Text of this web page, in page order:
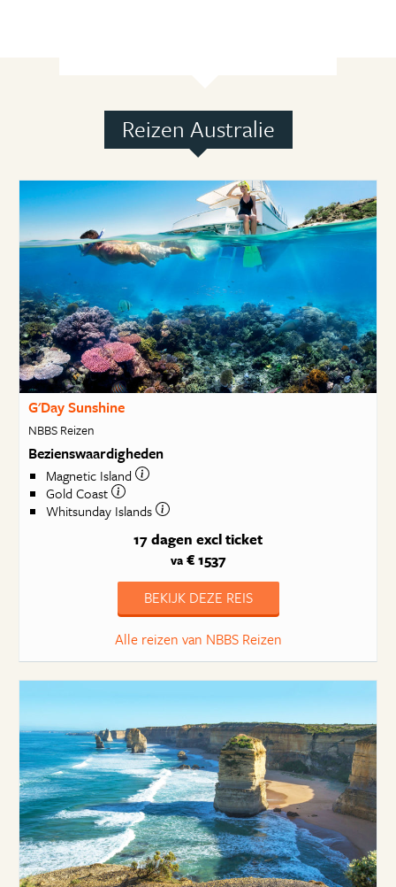
Reizen Australie
G'Day Sunshine
NBBS Reizen
Bezienswaardigheden
Magnetic Island
Gold Coast
Whitsunday Islands
17 dagen excl ticket
va€ 1537
BEKIJK DEZE REIS
Alle reizen van NBBS Reizen